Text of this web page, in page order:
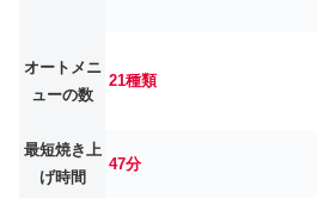
オートメニ
ューの数
21種類
最短焼き上
げ時間
47分